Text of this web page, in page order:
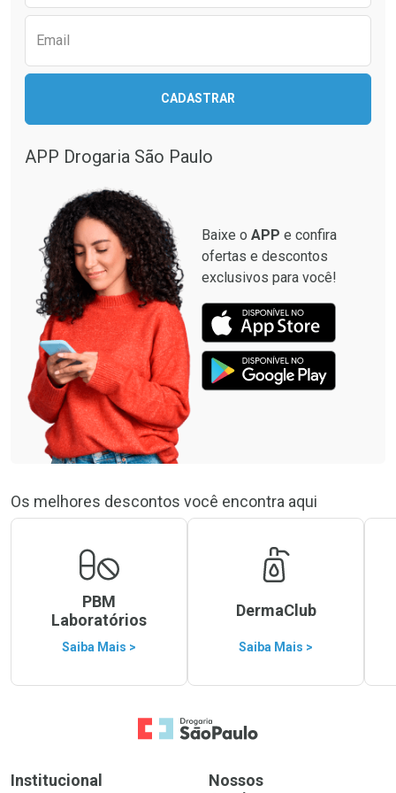
Email
CADASTRAR
APP Drogaria São Paulo
Baixe o APP e confira
ofertas e descontos
exclusivos para você!
Os melhores descontos você encontra aqui
PBM
Laboratórios
Saiba Mais >
DermaClub
Saiba Mais >
Ir para a Home
Institucional
Nossos